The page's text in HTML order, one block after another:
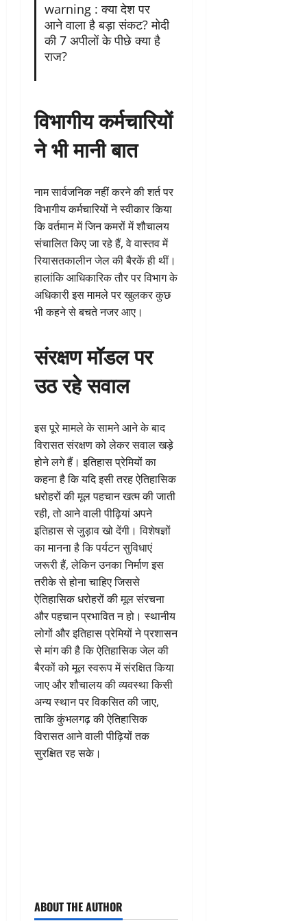
warning : क्या देश पर
आने वाला है बड़ा संकट? मोदी
की 7 अपीलों के पीछे क्या है
राज?
विभागीय कर्मचारियों
ने भी मानी बात
नाम सार्वजनिक नहीं करने की शर्त पर
विभागीय कर्मचारियों ने स्वीकार किया
कि वर्तमान में जिन कमरों में शौचालय
संचालित किए जा रहे हैं, वे वास्तव में
रियासतकालीन जेल की बैरकें ही थीं।
हालांकि आधिकारिक तौर पर विभाग के
अधिकारी इस मामले पर खुलकर कुछ
भी कहने से बचते नजर आए।
संरक्षण मॉडल पर
उठ रहे सवाल
इस पूरे मामले के सामने आने के बाद
विरासत संरक्षण को लेकर सवाल खड़े
होने लगे हैं। इतिहास प्रेमियों का
कहना है कि यदि इसी तरह ऐतिहासिक
धरोहरों की मूल पहचान खत्म की जाती
रही, तो आने वाली पीढ़ियां अपने
इतिहास से जुड़ाव खो देंगी। विशेषज्ञों
का मानना है कि पर्यटन सुविधाएं
जरूरी हैं, लेकिन उनका निर्माण इस
तरीके से होना चाहिए जिससे
ऐतिहासिक धरोहरों की मूल संरचना
और पहचान प्रभावित न हो। स्थानीय
लोगों और इतिहास प्रेमियों ने प्रशासन
से मांग की है कि ऐतिहासिक जेल की
बैरकों को मूल स्वरूप में संरक्षित किया
जाए और शौचालय की व्यवस्था किसी
अन्य स्थान पर विकसित की जाए,
ताकि कुंभलगढ़ की ऐतिहासिक
विरासत आने वाली पीढ़ियों तक
सुरक्षित रह सके।
ABOUT THE AUTHOR